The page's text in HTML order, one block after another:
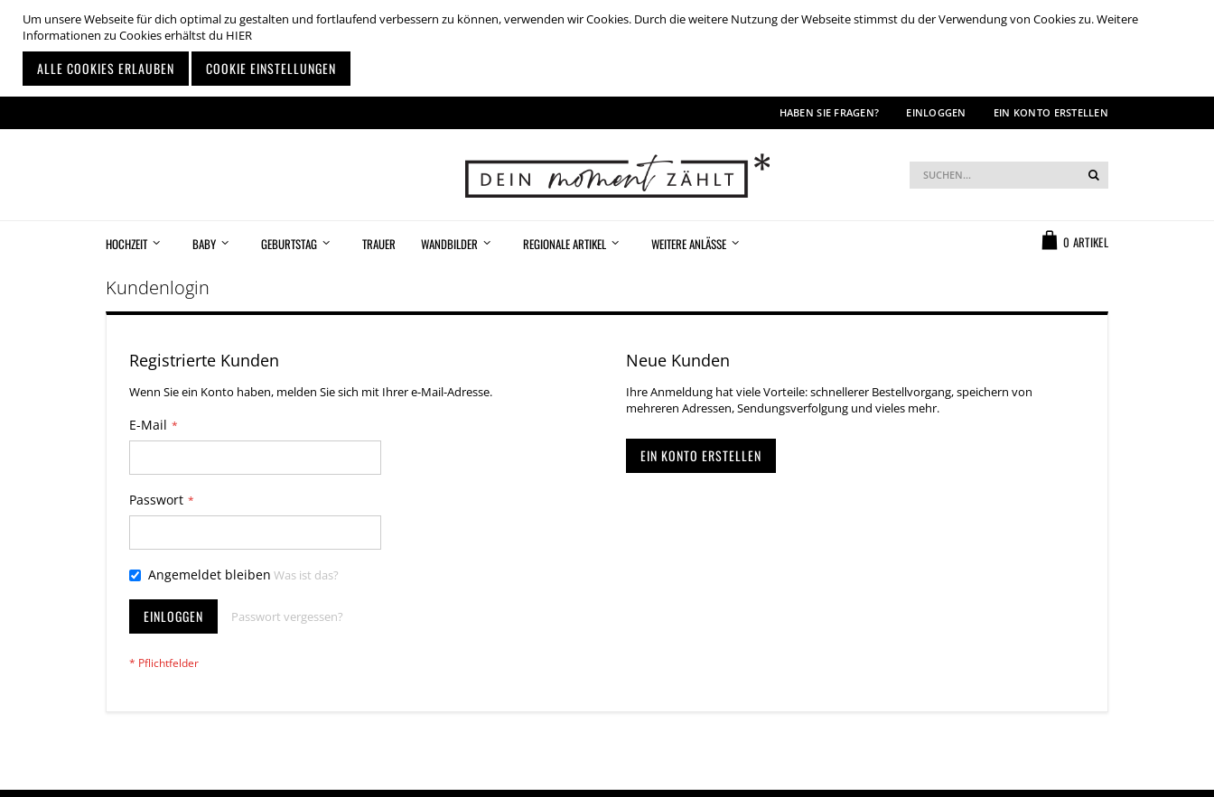
Um unsere Webseite für dich optimal zu gestalten und fortlaufend verbessern zu können, verwenden wir Cookies. Durch die weitere Nutzung der Webseite stimmst du der Verwendung von Cookies zu. Weitere
Informationen zu Cookies erhältst du HIER
ALLE COOKIES ERLAUBEN COOKIE EINSTELLUNGEN
Inhalt
HABEN SIE FRAGEN? EINLOGGEN EIN KONTO ERSTELLEN
0 ARTIKEL
Suche
HOCHZEIT BABY GEBURTSTAG TRAUER WANDBILDER REGIONALE ARTIKEL WEITERE ANLÄSSE
Kundenlogin
Registrierte Kunden
Wenn Sie ein Konto haben, melden Sie sich mit Ihrer e-Mail-Adresse.
E-Mail
Passwort
Angemeldet bleiben Was ist das?
EINLOGGEN Passwort vergessen?
Neue Kunden
Ihre Anmeldung hat viele Vorteile: schnellerer Bestellvorgang, speichern von
mehreren Adressen, Sendungsverfolgung und vieles mehr.
EIN KONTO ERSTELLEN